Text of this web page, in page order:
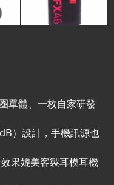
單體、一枚自家研發
）設計，手機訊源也
果媲美客製耳模耳機